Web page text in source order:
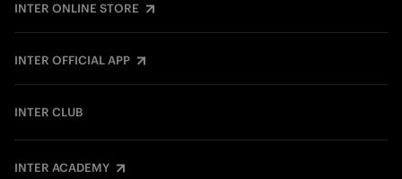
INTER ONLINE STORE
INTER OFFICIAL APP
INTER CLUB
INTER ACADEMY